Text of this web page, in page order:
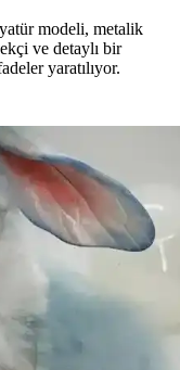
modeli, metalik
ve detaylı bir
yaratılıyor.